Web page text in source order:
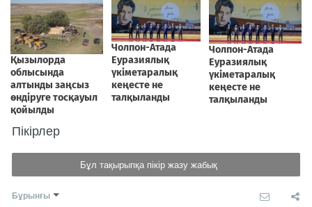
Пікірлер
Бұл тақырыпқа пікір жазу жабық
Бұрынғы